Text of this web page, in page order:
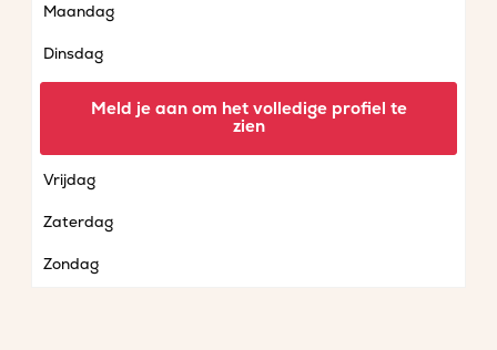
Maandag
Dinsdag
Vrijdag
Zaterdag
Zondag
Meld je aan om het volledige profiel te
zien